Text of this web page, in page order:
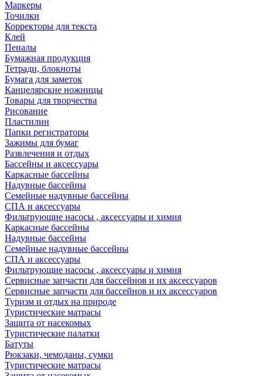
Маркеры
Точилки
Корректоры для текста
Клей
Пеналы
Бумажная продукция
Тетради, блокноты
Бумага для заметок
Канцелярские ножницы
Товары для творчества
Рисование
Пластилин
Папки регистраторы
Зажимы для бумаг
Развлечения и отдых
Бассейны и аксессуары
Каркасные бассейны
Надувные бассейны
Семейные надувные бассейны
СПА и аксессуары
Фильтрующие насосы , аксессуары и химия
Каркасные бассейны
Надувные бассейны
Семейные надувные бассейны
СПА и аксессуары
Фильтрующие насосы , аксессуары и химия
Cервисные запчасти для бассейнов и их аксессуаров
Cервисные запчасти для бассейнов и их аксессуаров
Туризм и отдых на природе
Туристические матрасы
Защита от насекомых
Туристические палатки
Батуты
Рюкзаки, чемоданы, сумки
Туристические матрасы